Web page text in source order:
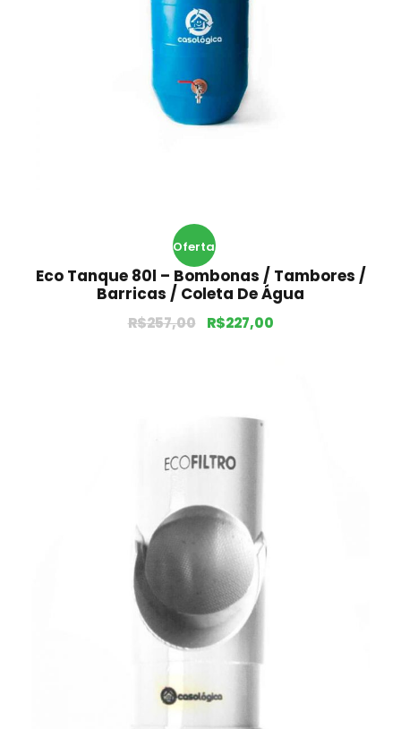
Oferta
!
Eco Tanque 80l – Bombonas / Tambores /
Barricas / Coleta De Água
R$257,00 R$227,00